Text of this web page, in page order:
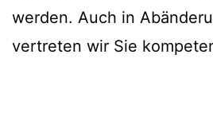
werden. Auch in
vertreten wir Sie